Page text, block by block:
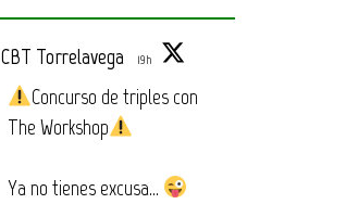
CBT Torrelavega 19h
Concurso de triples con
The Workshop
Ya no tienes excusa…